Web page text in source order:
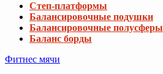
Степ-платформы
Балансировочные подушки
Балансировочные полусферы
Баланс борды
Фитнес мячи